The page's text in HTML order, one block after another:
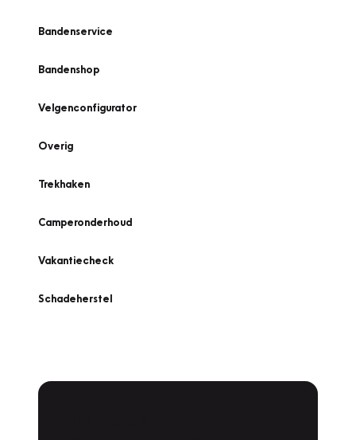
Bandenservice
Bandenshop
Velgenconfigurator
Overig
Trekhaken
Camperonderhoud
Vakantiecheck
Schadeherstel